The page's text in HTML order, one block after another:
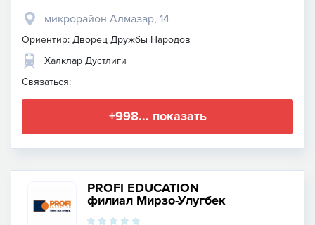
микрорайон Алмазар, 14
Ориентир: Дворец Дружбы Народов
Халклар Дустлиги
Связаться:
+998... показать
PROFI EDUCATION
филиал Мирзо-Улугбек